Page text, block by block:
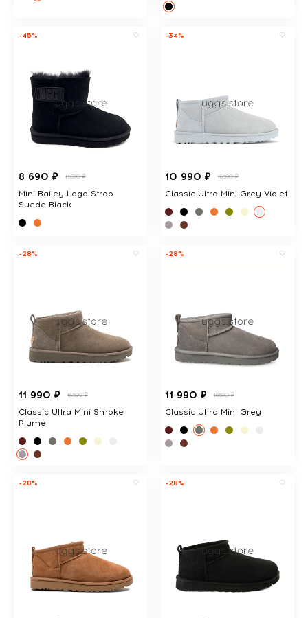
-45%
8 690 ₽ 15690 ₽
Mini Bailey Logo Strap
Suede Black
-34%
10 990 ₽ 16590 ₽
Classic Ultra Mini Grey Violet
-28%
11 990 ₽ 16590 ₽
Classic Ultra Mini Smoke
Plume
-28%
11 990 ₽ 16590 ₽
Classic Ultra Mini Grey
-28% -28%